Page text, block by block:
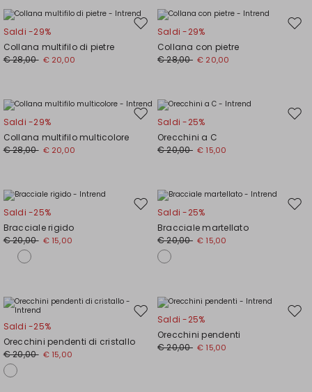
Sposta
wishlist
Saldi -29%
Collana multifilo di pietre
€ 28,00 € 20,00
Saldi -29%
Collana con pietre
€ 28,00 € 20,00
Sposta
wishlist
Saldi -29%
Collana multifilo multicolore
€ 28,00 € 20,00
Saldi -25%
Orecchini a C
€ 20,00 € 15,00
Sposta
nella
wishlist
Saldi -25%
Bracciale rigido
€ 20,00 € 15,00
Saldi -25%
Bracciale martellato
€ 20,00 € 15,00
Sposta
wishlist
Saldi -25%
Orecchini pendenti di cristallo
€ 20,00 € 15,00
Saldi -25%
Orecchini pendenti
€ 20,00 € 15,00